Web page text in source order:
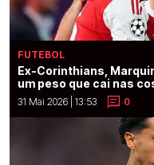
FUTEBOL
Ex-Corinthians,
um peso que cai nas
31 Mai 2026 | 13:53 0